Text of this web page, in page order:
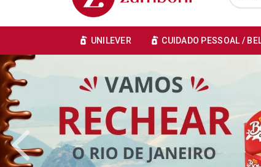
UNILEVER CUIDADO PESSOAL /